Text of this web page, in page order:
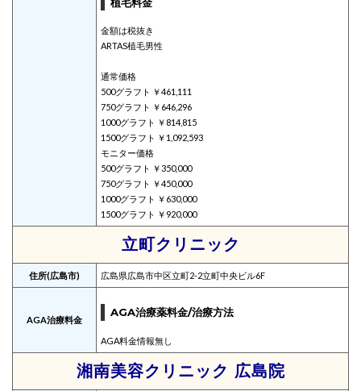
金額は税抜き
ARTAS植毛男性
通常価格
500グラフト ￥461,111
750グラフト ￥646,296
1000グラフト ￥814,815
1500グラフト ￥1,092,593
モニター価格
500グラフト ￥350,000
750グラフト ￥450,000
1000グラフト ￥630,000
1500グラフト ￥920,000
立町クリニック
住所(広島市) 広島県広島市中区立町2-2立町中央ビル6F
AGA治療料金
AGA治療薬料金/治療方法
AGA料金情報無し
湘南美容クリニック 広島院